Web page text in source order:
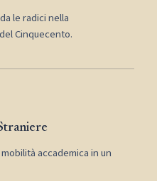
le radici nella
Cinquecento.
accademica in un